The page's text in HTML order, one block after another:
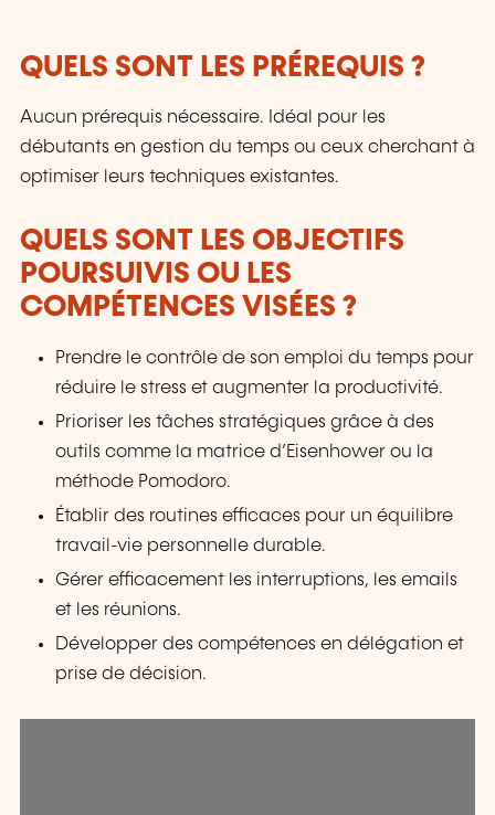
QUELS SONT LES PRÉREQUIS ?
Aucun prérequis nécessaire. Idéal pour les
débutants en gestion du temps ou ceux cherchant à
optimiser leurs techniques existantes.
QUELS SONT LES OBJECTIFS
POURSUIVIS OU LES
COMPÉTENCES VISÉES ?
Prendre le contrôle de son emploi du temps pour
réduire le stress et augmenter la productivité.
Prioriser les tâches stratégiques grâce à des
outils comme la matrice d’Eisenhower ou la
méthode Pomodoro.
Établir des routines efficaces pour un équilibre
travail-vie personnelle durable.
Gérer efficacement les interruptions, les emails
et les réunions.
Développer des compétences en délégation et
prise de décision.